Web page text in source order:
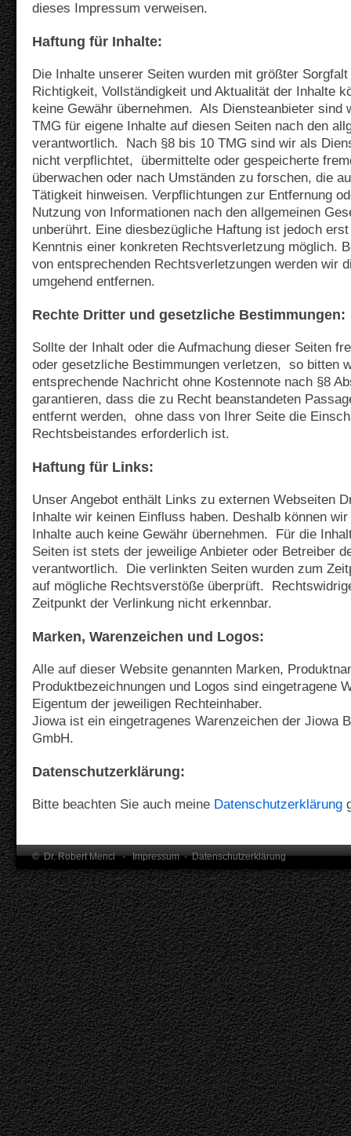
dieses Impressum verweisen.
Haftung für Inhalte:
Die Inhalte unserer Seiten wurden mit größter
Richtigkeit, Vollständigkeit und Aktualität der Inhalte
keine Gewähr übernehmen. Als Diensteanbieter sind
TMG für eigene Inhalte auf diesen Seiten nach den
verantwortlich. Nach §8 bis 10 TMG sind wir als
nicht verpflichtet, übermittelte oder gespeicherte
überwachen oder nach Umständen zu forschen, die
Tätigkeit hinweisen. Verpflichtungen zur Entfernung
Nutzung von Informationen nach den allgemeinen
unberührt. Eine diesbezügliche Haftung ist jedoch
Kenntnis einer konkreten Rechtsverletzung möglich.
von entsprechenden Rechtsverletzungen werden wir
umgehend entfernen.
Rechte Dritter und gesetzliche Bestimmungen:
Sollte der Inhalt oder die Aufmachung dieser Seiten
oder gesetzliche Bestimmungen verletzen, so bitten
entsprechende Nachricht ohne Kostennote nach §8
garantieren, dass die zu Recht beanstandeten
entfernt werden, ohne dass von Ihrer Seite die
Rechtsbeistandes erforderlich ist.
Haftung für Links:
Unser Angebot enthält Links zu externen Webseiten
Inhalte wir keinen Einfluss haben. Deshalb können
Inhalte auch keine Gewähr übernehmen. Für die
Seiten ist stets der jeweilige Anbieter oder Betreiber
verantwortlich. Die verlinkten Seiten wurden zum
auf mögliche Rechtsverstöße überprüft.
Zeitpunkt der Verlinkung nicht erkennbar.
Marken, Warenzeichen und Logos:
Alle auf dieser Website genannten Marken,
Produktbezeichnungen und Logos sind eingetragene
Eigentum der jeweiligen Rechteinhaber.
Jiowa ist ein eingetragenes Warenzeichen der Jiowa
GmbH.
Datenschutzerklärung:
Bitte beachten Sie auch meine Datenschutzerklärung
© Dr. Robert Mencl -Impressum-Datenschutzerklärung